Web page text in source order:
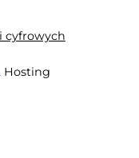
cyfrowych
Hosting